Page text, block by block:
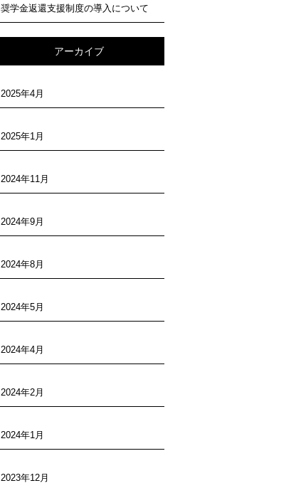
奨学金返還支援制度の導入について
アーカイブ
2025年4月
2025年1月
2024年11月
2024年9月
2024年8月
2024年5月
2024年4月
2024年2月
2024年1月
2023年12月